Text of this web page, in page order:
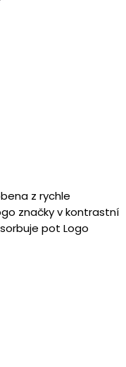
z rychle
značky v kontrastní
pot Logo